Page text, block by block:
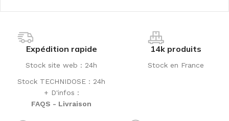
Expédition rapide
Stock site web : 24h
Stock TECHNIDOSE : 24h
+ D'infos :
FAQS - Livraison
14k produits
Stock en France